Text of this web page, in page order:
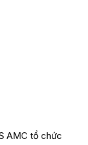
AMC tổ chức